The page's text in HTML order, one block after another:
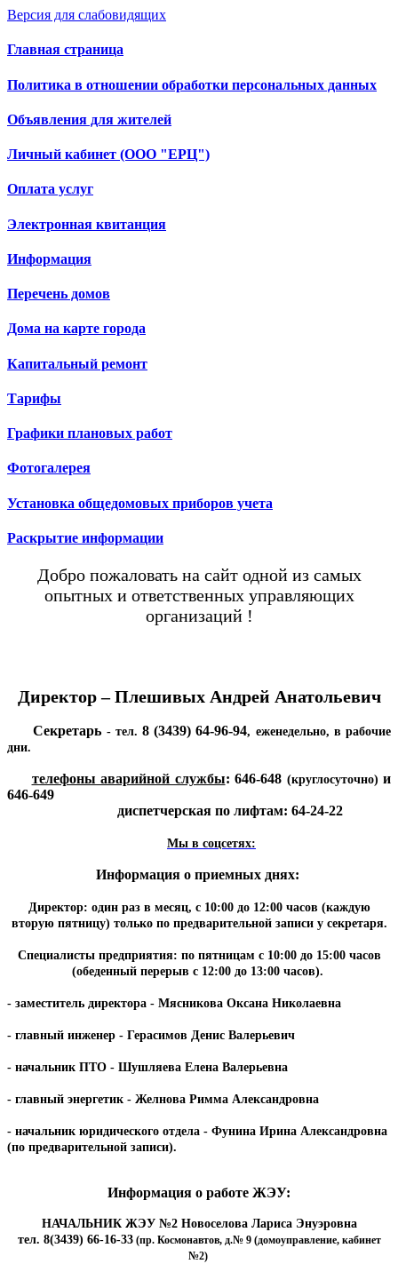
Версия для слабовидящих
Главная страница
Политика в отношении обработки персональных данных
Объявления для жителей
Личный кабинет (ООО "ЕРЦ")
Оплата услуг
Электронная квитанция
Информация
Перечень домов
Дома на карте города
Капитальный ремонт
Тарифы
Графики плановых работ
Фотогалерея
Установка общедомовых приборов учета
Раскрытие информации
Добро пожаловать на сайт одной из самых
опытных и ответственных управляющих
организаций !
Директор – Плешивых Андрей Анатольевич
Секретарь - тел.8 (3439) 64-96-94, еженедельно, в рабочие
дни.
телефоны аварийной службы: 646-648 (круглосуточно) и
646-649
диспетчерская по лифтам: 64-24-22
Мы в соцсетях:
Информация о приемных днях:
Директор: один раз в месяц, с 10:00 до 12:00 часов (каждую
вторую пятницу) только по предварительной записи у секретаря.
Специалисты предприятия: по пятницам с 10:00 до 15:00 часов
(обеденный перерыв с 12:00 до 13:00 часов).
- заместитель директора - Мясникова Оксана Николаевна
- главный инженер - Герасимов Денис Валерьевич
- начальник ПТО - Шушляева Елена Валерьевна
- главный энергетик - Желнова Римма Александровна
- начальник юридического отдела - Фунина Ирина Александровна
(по предварительной записи).
Информация о работе ЖЭУ:
НАЧАЛЬНИК ЖЭУ №2 Новоселова Лариса Энуэровна
тел. 8(3439) 66-16-33(пр. Космонавтов, д.№ 9 (домоуправление, кабинет
№2)